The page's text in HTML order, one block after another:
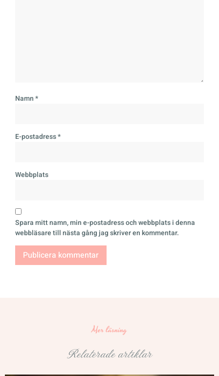
Namn*
E-postadress*
Webbplats
Spara mitt namn, min e-postadress och webbplats i denna
webbläsare till nästa gång jag skriver en kommentar.
Mer läsning
Relaterade artiklar